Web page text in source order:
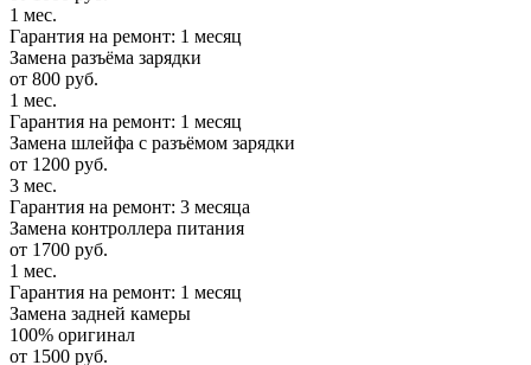
1 мес.
Гарантия на ремонт: 1 месяц
Замена разъёма зарядки
от 800 руб.
1 мес.
Гарантия на ремонт: 1 месяц
Замена шлейфа с разъёмом зарядки
от 1200 руб.
3 мес.
Гарантия на ремонт: 3 месяца
Замена контроллера питания
от 1700 руб.
1 мес.
Гарантия на ремонт: 1 месяц
Замена задней камеры
100% оригинал
от 1500 руб.